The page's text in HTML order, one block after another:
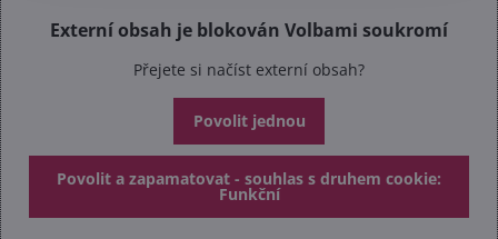
Externí obsah je blokován Volbami soukromí
Přejete si načíst externí obsah?
Povolit jednou
Povolit a zapamatovat - souhlas s druhem cookie:
Funkční